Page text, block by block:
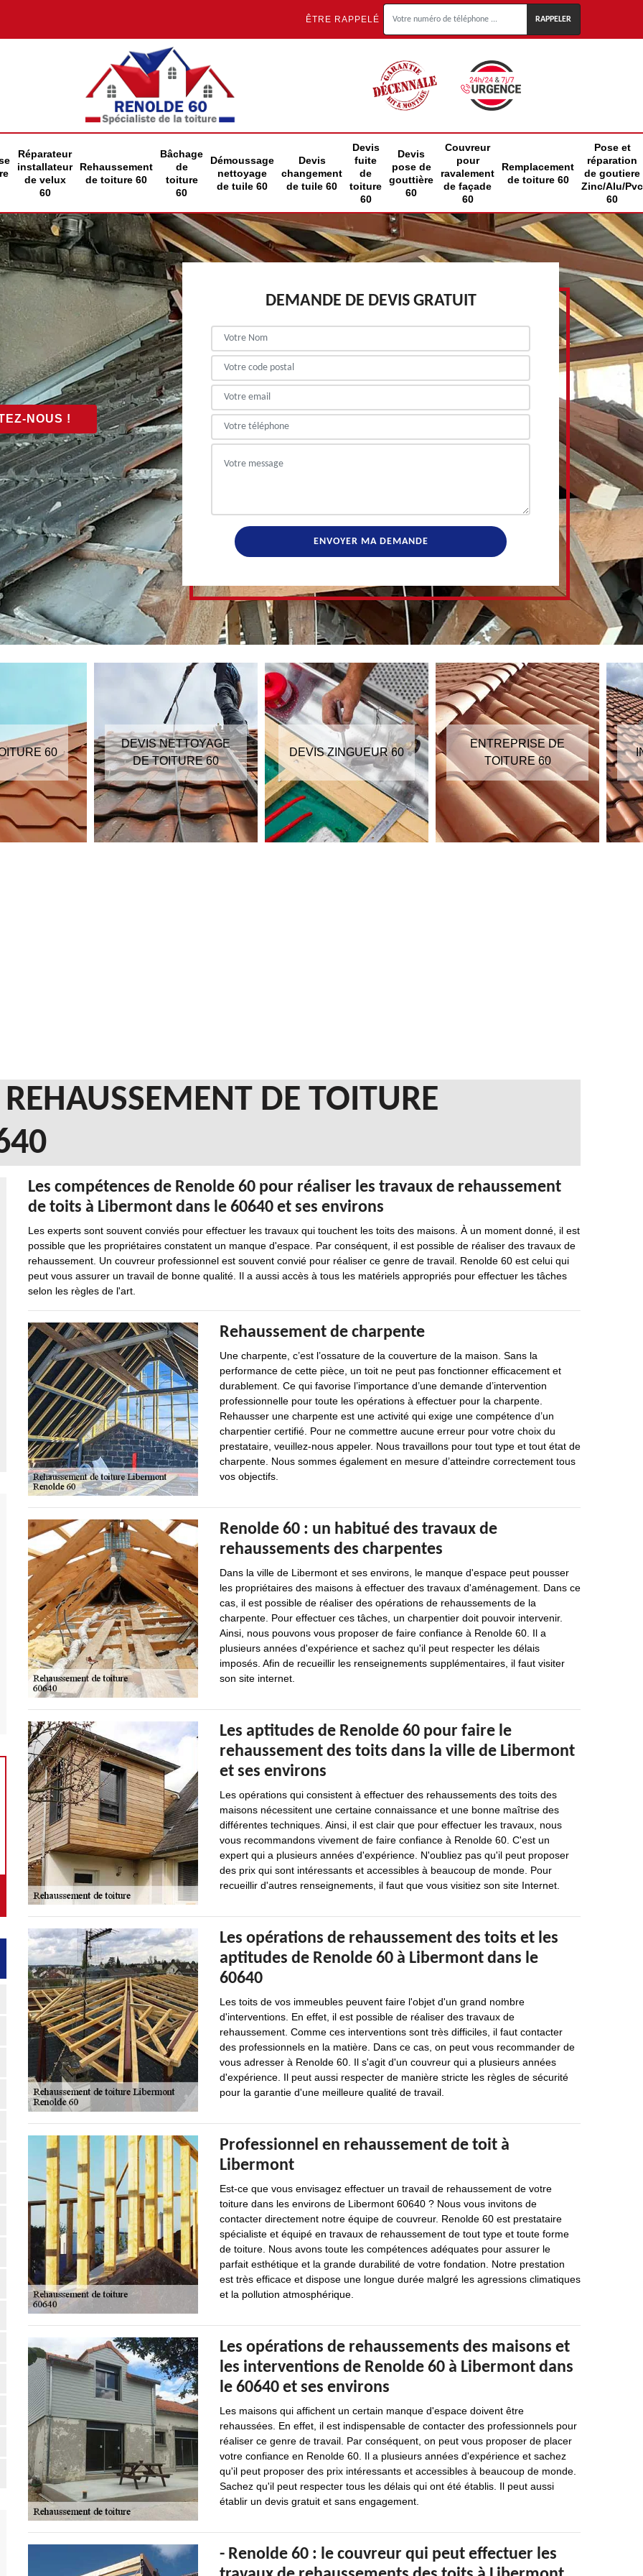
ÊTRE RAPPELÉ
Réparateur
installateur
de velux
60
Rehaussement
de toiture 60
Bâchage
de
toiture
60
Démoussage
nettoyage
de tuile 60
Devis
changement
de tuile 60
Devis
fuite
de
toiture
60
Devis
pose de
gouttière
60
Couvreur
pour
ravalement
de façade
60
Remplacement
de toiture 60
Pose et
réparation
de goutiere
Zinc/Alu/Pvc
60
NOUS !
DEMANDE DE DEVIS GRATUIT
60
DEVIS NETTOYAGE
DE TOITURE 60
DEVIS ZINGUEUR 60
ENTREPRISE DE
TOITURE 60
REHAUSSEMENT DE TOITURE
Les compétences de Renolde 60 pour réaliser les travaux de rehaussement
de toits à Libermont dans le 60640 et ses environs
Les experts sont souvent conviés pour effectuer les travaux qui touchent les toits des maisons. À un moment donné, il est
possible que les propriétaires constatent un manque d'espace. Par conséquent, il est possible de réaliser des travaux de
rehaussement. Un couvreur professionnel est souvent convié pour réaliser ce genre de travail. Renolde 60 est celui qui
peut vous assurer un travail de bonne qualité. Il a aussi accès à tous les matériels appropriés pour effectuer les tâches
selon les règles de l'art.
Rehaussement de charpente
Une charpente, c’est l’ossature de la couverture de la maison. Sans la
performance de cette pièce, un toit ne peut pas fonctionner efficacement et
durablement. Ce qui favorise l’importance d’une demande d’intervention
professionnelle pour toute les opérations à effectuer pour la charpente.
Rehausser une charpente est une activité qui exige une compétence d’un
charpentier certifié. Pour ne commettre aucune erreur pour votre choix du
prestataire, veuillez-nous appeler. Nous travaillons pour tout type et tout état de
charpente. Nous sommes également en mesure d’atteindre correctement tous
vos objectifs.
Renolde 60 : un habitué des travaux de
rehaussements des charpentes
Dans la ville de Libermont et ses environs, le manque d'espace peut pousser
les propriétaires des maisons à effectuer des travaux d'aménagement. Dans ce
cas, il est possible de réaliser des opérations de rehaussements de la
charpente. Pour effectuer ces tâches, un charpentier doit pouvoir intervenir.
Ainsi, nous pouvons vous proposer de faire confiance à Renolde 60. Il a
plusieurs années d'expérience et sachez qu'il peut respecter les délais
imposés. Afin de recueillir les renseignements supplémentaires, il faut visiter
son site internet.
Les aptitudes de Renolde 60 pour faire le
rehaussement des toits dans la ville de Libermont
et ses environs
Les opérations qui consistent à effectuer des rehaussements des toits des
maisons nécessitent une certaine connaissance et une bonne maîtrise des
différentes techniques. Ainsi, il est clair que pour effectuer les travaux, nous
vous recommandons vivement de faire confiance à Renolde 60. C'est un
expert qui a plusieurs années d'expérience. N'oubliez pas qu'il peut proposer
des prix qui sont intéressants et accessibles à beaucoup de monde. Pour
recueillir d'autres renseignements, il faut que vous visitiez son site Internet.
Les opérations de rehaussement des toits et les
aptitudes de Renolde 60 à Libermont dans le
60640
Les toits de vos immeubles peuvent faire l'objet d'un grand nombre
d'interventions. En effet, il est possible de réaliser des travaux de
rehaussement. Comme ces interventions sont très difficiles, il faut contacter
des professionnels en la matière. Dans ce cas, on peut vous recommander de
vous adresser à Renolde 60. Il s'agit d'un couvreur qui a plusieurs années
d'expérience. Il peut aussi respecter de manière stricte les règles de sécurité
pour la garantie d'une meilleure qualité de travail.
Professionnel en rehaussement de toit à
Libermont
Est-ce que vous envisagez effectuer un travail de rehaussement de votre
toiture dans les environs de Libermont 60640 ? Nous vous invitons de
contacter directement notre équipe de couvreur. Renolde 60 est prestataire
spécialiste et équipé en travaux de rehaussement de tout type et toute forme
de toiture. Nous avons toute les compétences adéquates pour assurer le
parfait esthétique et la grande durabilité de votre fondation. Notre prestation
est très efficace et dispose une longue durée malgré les agressions climatiques
et la pollution atmosphérique.
Les opérations de rehaussements des maisons et
les interventions de Renolde 60 à Libermont dans
le 60640 et ses environs
Les maisons qui affichent un certain manque d'espace doivent être
rehaussées. En effet, il est indispensable de contacter des professionnels pour
réaliser ce genre de travail. Par conséquent, on peut vous proposer de placer
votre confiance en Renolde 60. Il a plusieurs années d'expérience et sachez
qu'il peut proposer des prix intéressants et accessibles à beaucoup de monde.
Sachez qu'il peut respecter tous les délais qui ont été établis. Il peut aussi
établir un devis gratuit et sans engagement.
- Renolde 60 : le couvreur qui peut effectuer les